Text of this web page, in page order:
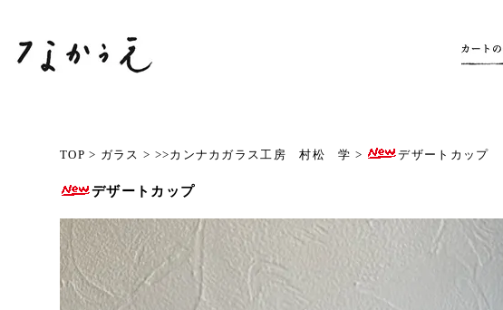
TOP > ガラス > >>カンナカガラス工房 村松 学 > デザートカップ
デザートカップ